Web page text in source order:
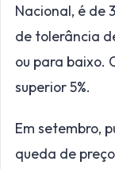
Nacional, é de
de tolerância
ou para baixo.
superior 5%.
Em setembro,
queda de